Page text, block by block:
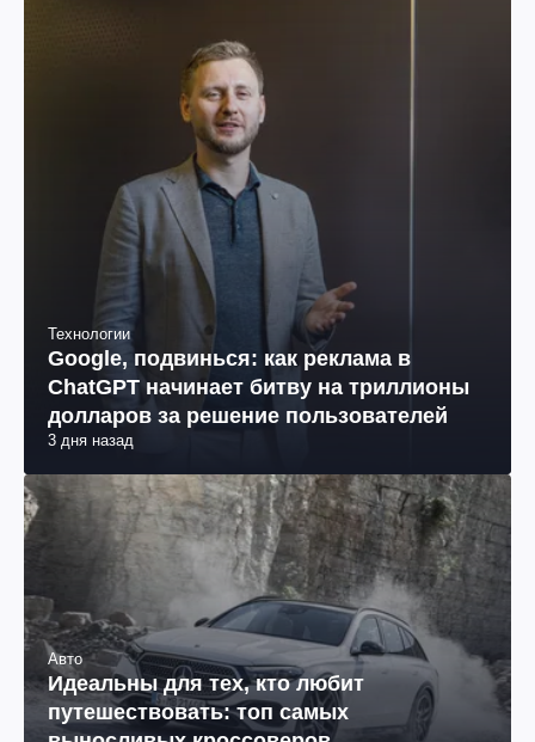
Технологии
Google, подвинься: как реклама в
ChatGPT начинает битву на триллионы
долларов за решение пользователей
3 дня назад
Авто
Идеальны для тех, кто любит
путешествовать: топ самых